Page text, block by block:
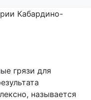
грязи для
называется